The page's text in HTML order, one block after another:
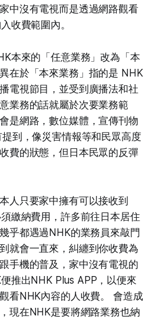
中沒有電視而是透過網路觀看
收費範圍內。
本來的「任意業務」改為「本
在於「本來業務」指的是 NHK
電視節目，並受到廣播法和社
業務的話就屬於次要業務範
是網路，數位媒體，宣傳刊物
到，像災害情報等和民眾高度
費的狀態，但日本民眾的反彈
人只要家中擁有可以接收到
繳納費用，許多前往日本居住
乎都遇過NHK的業務員來敲門
就會一直來，糾纏到你收費為
手機的普及，家中沒有電視的
推出NHK Plus APP，以便來
看NHK內容的人收費。 會造成
現在NHK是要將網路業務也納